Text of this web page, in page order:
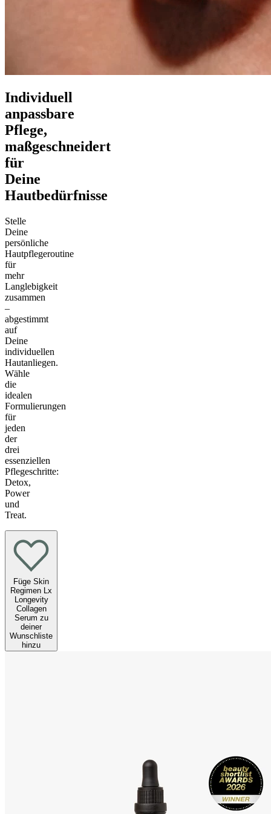
Individuell
anpassbare
Pflege,
maßgeschneidert
für
Deine
Hautbedürfnisse
Stelle
Deine
persönliche
Hautpflegeroutine
für
mehr
Langlebigkeit
zusammen
–
abgestimmt
auf
Deine
individuellen
Hautanliegen.
Wähle
die
idealen
Formulierungen
für
jeden
der
drei
essenziellen
Pflegeschritte:
Detox,
Power
und
Treat.
Füge Skin
Regimen Lx
Longevity
Collagen
Serum zu
deiner
Wunschliste
hinzu